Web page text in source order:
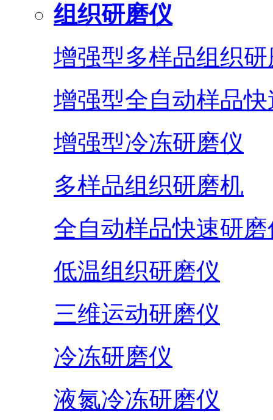
组织研磨仪
增强型多样品组织
增强型全自动样品
增强型冷冻研磨仪
多样品组织研磨机
全自动样品快速研磨
低温组织研磨仪
三维运动研磨仪
冷冻研磨仪
液氮冷冻研磨仪